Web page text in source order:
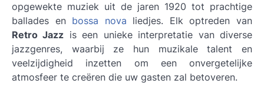
opgewekte muziek uit de jaren 1920 tot prachtige
ballades en bossa nova liedjes. Elk optreden van
Retro Jazz is een unieke interpretatie van diverse
jazzgenres, waarbij ze hun muzikale talent en
veelzijdigheid inzetten om een onvergetelijke
atmosfeer te creëren die uw gasten zal betoveren.